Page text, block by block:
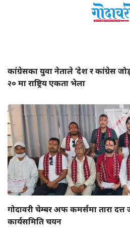
कांग्रेसका युवा नेताले ‘देश र कांग्रेस
२० मा राष्ट्रिय एकता भेला
गोदावरी चेम्बर अफ कमर्समा तारा
कार्यसमिति चयन